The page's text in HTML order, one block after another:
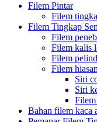
Filem Pintar
Filem
Filem Tingkap
Filem
Filem kalis
Filem
Filem
Siri
Siri
Filem
Bahan filem kaca